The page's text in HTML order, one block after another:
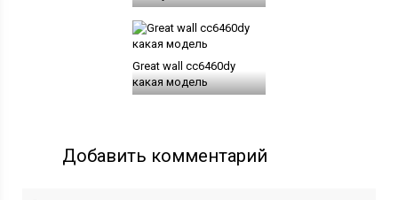
Great wall cc6460dy
какая модель
Добавить комментарий